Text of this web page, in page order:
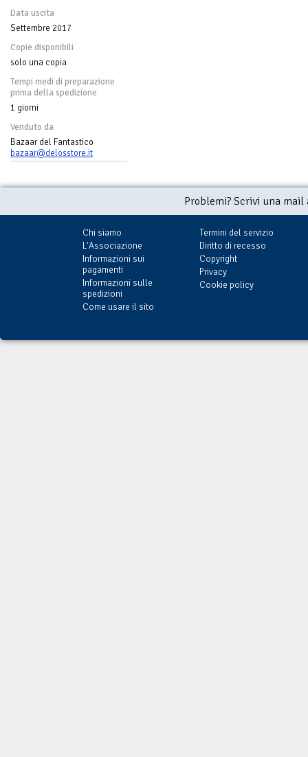
Data uscita
Settembre 2017
Copie disponibili
solo una copia
Tempi medi di preparazione
prima della spedizione
1 giorni
Venduto da
Bazaar del Fantastico
bazaar@delosstore.it
Problemi? Scrivi una
Chi siamo
L'Associazione
Informazioni sui
pagamenti
Informazioni sulle
spedizioni
Come usare il sito
Termini del servizio
Diritto di recesso
Copyright
Privacy
Cookie policy